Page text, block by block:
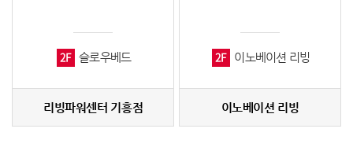
2F 슬로우베드
리빙파워센터 기흥점
2F 이노베이션 리빙
이노베이션 리빙